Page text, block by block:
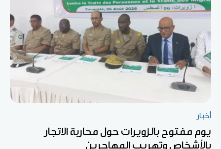
أخبار
يوم مفتوح بالزويرات حول محاربة الاتجار
بالأشخاص وتهريب المهاجرين